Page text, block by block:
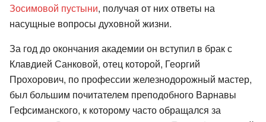
Зосимовой пустыни, получая от них ответы на
насущные вопросы духовной жизни.
За год до окончания академии он вступил в брак с
Клавдией Санковой, отец которой, Георгий
Прохорович, по профессии железнодорожный мастер,
был большим почитателем преподобного Варнавы
Гефсиманского, к которому часто обращался за